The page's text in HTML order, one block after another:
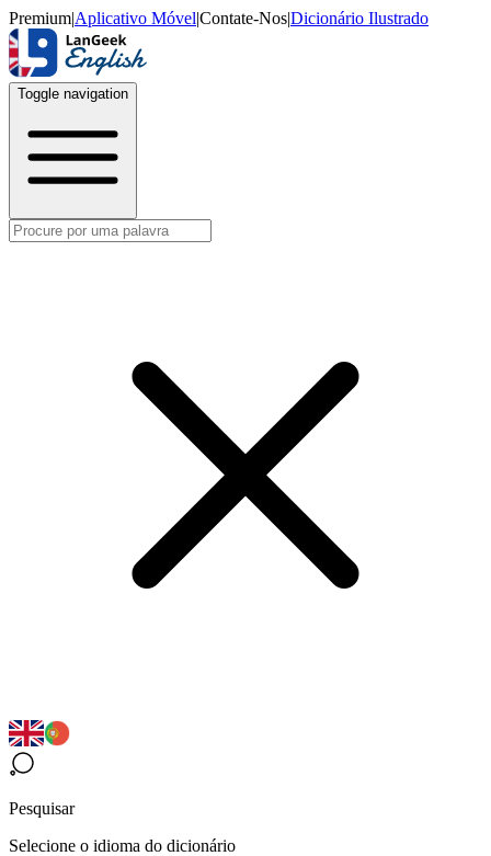
Premium|Aplicativo Móvel|Contate-Nos|Dicionário Ilustrado
Toggle navigation
Pesquisar
Selecione o idioma do dicionário